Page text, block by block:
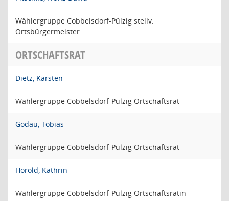
Wählergruppe Cobbelsdorf-Pülzig stellv.
Ortsbürgermeister
ORTSCHAFTSRAT
Dietz, Karsten
Wählergruppe Cobbelsdorf-Pülzig Ortschaftsrat
Godau, Tobias
Wählergruppe Cobbelsdorf-Pülzig Ortschaftsrat
Hörold, Kathrin
Wählergruppe Cobbelsdorf-Pülzig Ortschaftsrätin